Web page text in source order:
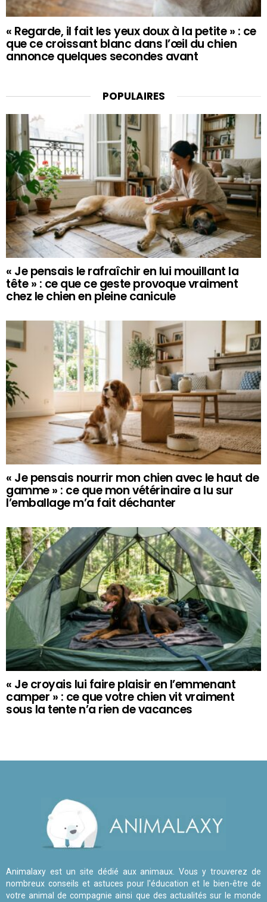
« Regarde, il fait les yeux doux à la petite » : ce
que ce croissant blanc dans l’œil du chien
annonce quelques secondes avant
POPULAIRES
« Je pensais le rafraîchir en lui mouillant la
tête » : ce que ce geste provoque vraiment
chez le chien en pleine canicule
« Je pensais nourrir mon chien avec le haut de
gamme » : ce que mon vétérinaire a lu sur
l’emballage m’a fait déchanter
« Je croyais lui faire plaisir en l’emmenant
camper » : ce que votre chien vit vraiment
sous la tente n’a rien de vacances
Animalaxy est un site dédié aux animaux. Vous y trouverez de
nombreux conseils et astuces pour l'éducation et le bien-être de
votre animal de compagnie ainsi que des actualités sur le monde